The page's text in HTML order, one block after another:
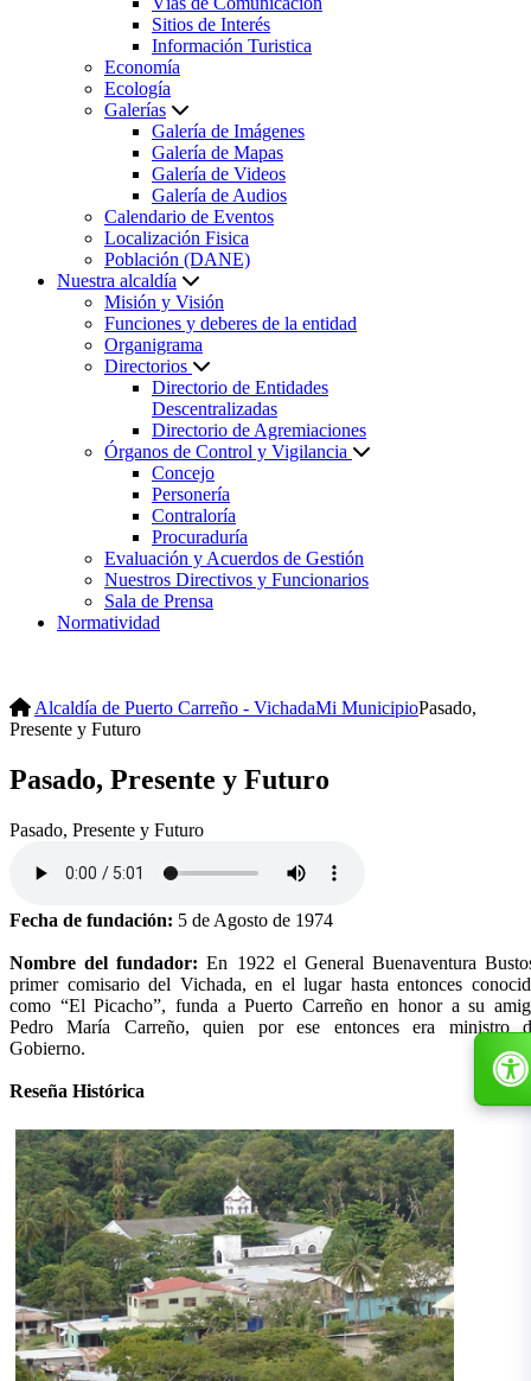
Sitios de Interés
Información Turistica
Economía
Ecología
Galerías
Galería de Imágenes
Galería de Mapas
Galería de Videos
Galería de Audios
Calendario de Eventos
Localización Fisica
Población (DANE)
Nuestra alcaldía
Misión y Visión
Funciones y deberes de la entidad
Organigrama
Directorios
Directorio de Entidades
Descentralizadas
Directorio de Agremiaciones
Órganos de Control y Vigilancia
Concejo
Personería
Contraloría
Procuraduría
Evaluación y Acuerdos de Gestión
Nuestros Directivos y Funcionarios
Sala de Prensa
Normatividad
Alcaldía de Puerto Carreño - VichadaMi MunicipioPasado,
Presente y Futuro
Pasado, Presente y Futuro
Pasado, Presente y Futuro
Fecha de fundación: 5 de Agosto de 1974
Nombre del fundador: En 1922 el General Buenaventura
primer comisario del Vichada, en el lugar hasta entonces
como “El Picacho”, funda a Puerto Carreño en honor a su
Pedro María Carreño, quien por ese entonces era ministro
Gobierno.
Reseña Histórica